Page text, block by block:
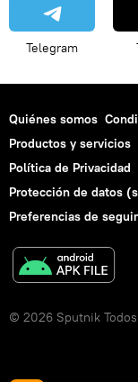
Telegram
Quiénes somos
Productos y servicios
Política de Privacidad
Protección de datos
Preferencias de
© 2026 Sputnik